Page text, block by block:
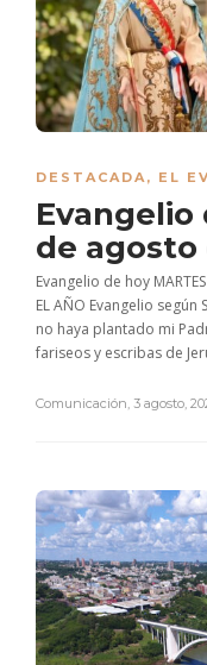
DESTACADA, EL
Evangelio
de agosto
Evangelio de hoy MARTES
EL AÑO Evangelio
no haya plantado mi
fariseos y escribas de
Comunicación, 3 agosto,